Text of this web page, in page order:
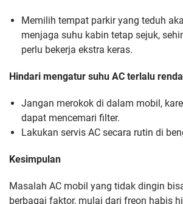
Memilih tempat parkir yang teduh
menjaga suhu kabin tetap sejuk,
perlu bekerja ekstra keras.
Hindari mengatur suhu AC terlalu
Jangan merokok di dalam mobil,
dapat mencemari filter.
Lakukan servis AC secara rutin di
Kesimpulan
Masalah AC mobil yang tidak dingin
berbagai faktor, mulai dari freon habis